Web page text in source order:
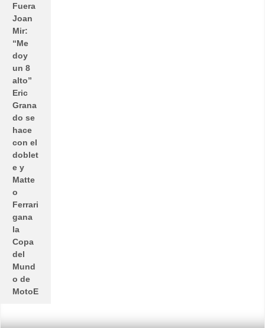
Fuera
Joan
Mir:
“Me
doy
un 8
alto”
Eric
Grana
do se
hace
con el
doblet
e y
Matte
o
Ferrari
gana
la
Copa
del
Mund
o de
MotoE